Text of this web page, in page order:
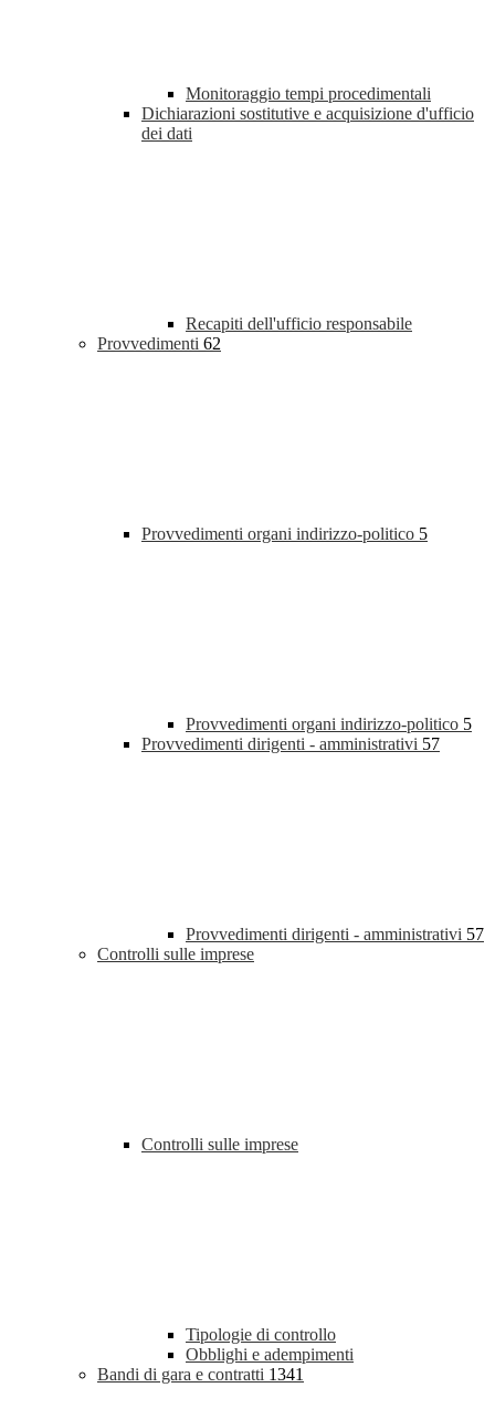
Monitoraggio tempi procedimentali
Dichiarazioni sostitutive e acquisizione d'ufficio
dei dati
Recapiti dell'ufficio responsabile
Provvedimenti 62
Provvedimenti organi indirizzo-politico 5
Provvedimenti organi indirizzo-politico 5
Provvedimenti dirigenti - amministrativi 57
Provvedimenti dirigenti - amministrativi 57
Controlli sulle imprese
Controlli sulle imprese
Tipologie di controllo
Obblighi e adempimenti
Bandi di gara e contratti 1341